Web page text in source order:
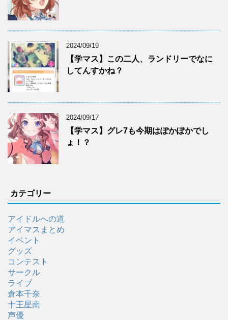
2024/09/19
【学マス】この二人、ランドリーでなに
してんすかね？
2024/09/17
【学マス】グレ7も今期はぽかぽかでし
ょ！？
カテゴリー
アイドルへの道
アイマスまとめ
イベント
グッズ
コンテスト
サークル
ライブ
倉本千奈
十王星南
声優